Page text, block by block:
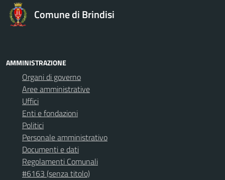
Comune di Brindisi
AMMINISTRAZIONE
Organi di governo
Aree amministrative
Uffici
Enti e fondazioni
Politici
Personale amministrativo
Documenti e dati
Regolamenti Comunali
#6163 (senza titolo)